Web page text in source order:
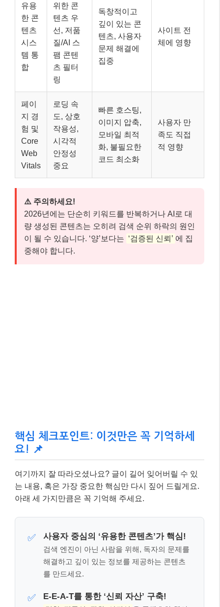
유용
한 콘
텐츠
시스
템 통
합
위한 콘
텐츠 우
선, 저품
질/AI 스
팸 콘텐
츠 필터
링
독창적이고
깊이 있는 콘
텐츠, 사용자
문제 해결에
집중
사이트 전
체에 영향
페이
지 경
험 및
Core
Web
Vitals
로딩 속
도, 상호
작용성,
시각적
안정성
중요
빠른 호스팅,
이미지 압축,
모바일 최적
화, 불필요한
코드 최소화
사용자 만
족도 직접
적 영향
⚠️ 주의하세요!
2026년에는 단순히 키워드를 반복하거나 AI로 대
량 생성된 콘텐츠는 오히려 검색 순위 하락의 원인
이 될 수 있습니다. ‘양’보다는 ‘검증된 신뢰’ 에 집
중해야 합니다.
해결하고 깊이 있는 정보를 제공하는 콘텐츠
✅ E-E-A-T를 통한 ‘신뢰 자산’ 구축!
경험, 전문성, 권위, 신뢰성 을 콘텐츠와 웹사
이트 전반에 걸쳐 증명하여 구글의 신뢰를 얻
AI 검색 시대, ‘AI 가시성’과 ‘인용’에 주
목!
단순 상위 노출을 넘어, AI 답변에 여러분의 블
로그가 핵심 정보원으로 인용될 수 있도록 콘